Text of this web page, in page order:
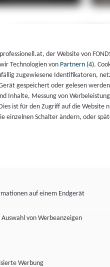
der Website von
Technologien von Partnern (4).
zugewiesene Identifikatoren,
gespeichert oder gelesen
Inhalte, Messung von
ist für den Zugriff auf die
einzelnen Schalter ändern, oder
auf einem Endgerät
von Werbeanzeigen
Werbung